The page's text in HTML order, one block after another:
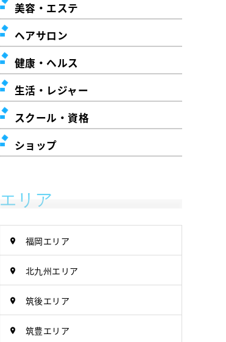
美容・エステ
ヘアサロン
健康・ヘルス
生活・レジャー
スクール・資格
ショップ
エリア
福岡エリア
北九州エリア
筑後エリア
筑豊エリア